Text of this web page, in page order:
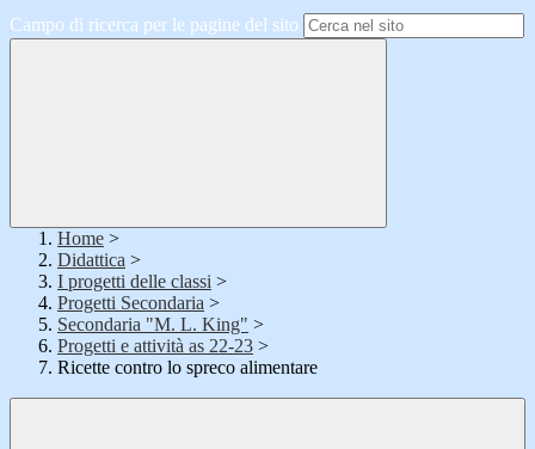
Campo di ricerca per le pagine del sito
Home >
Didattica >
I progetti delle classi >
Progetti Secondaria >
Secondaria "M. L. King" >
Progetti e attività as 22-23 >
Ricette contro lo spreco alimentare